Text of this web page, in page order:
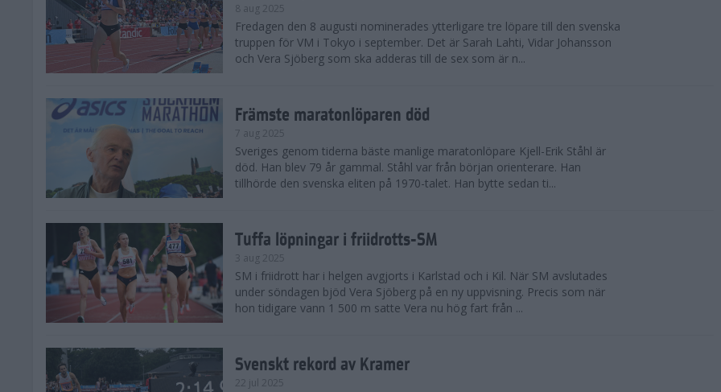
8 aug 2025
Fredagen den 8 augusti nominerades ytterligare tre löpare till den svenska
truppen för VM i Tokyo i september. Det är Sarah Lahti, Vidar Johansson
och Vera Sjöberg som ska adderas till de sex som är n...
Främste maratonlöparen död
7 aug 2025
Sveriges genom tiderna bäste manlige maratonlöpare Kjell-Erik Ståhl är
död. Han blev 79 år gammal. Ståhl var från början orienterare. Han
tillhörde den svenska eliten på 1970-talet. Han bytte sedan ti...
Tuffa löpningar i friidrotts-SM
3 aug 2025
SM i friidrott har i helgen avgjorts i Karlstad och i Kil. När SM avslutades
under söndagen bjöd Vera Sjöberg på en ny uppvisning. Precis som när
hon tidigare vann 1 500 m satte Vera nu hög fart från ...
Svenskt rekord av Kramer
22 jul 2025